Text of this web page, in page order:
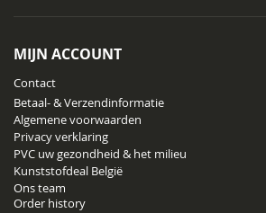
nieuwsbrief
MIJN ACCOUNT
Contact
Betaal- & Verzendinformatie
Algemene voorwaarden
Privacy verklaring
PVC uw gezondheid & het milieu
Kunststofdeal België
Ons team
Order history